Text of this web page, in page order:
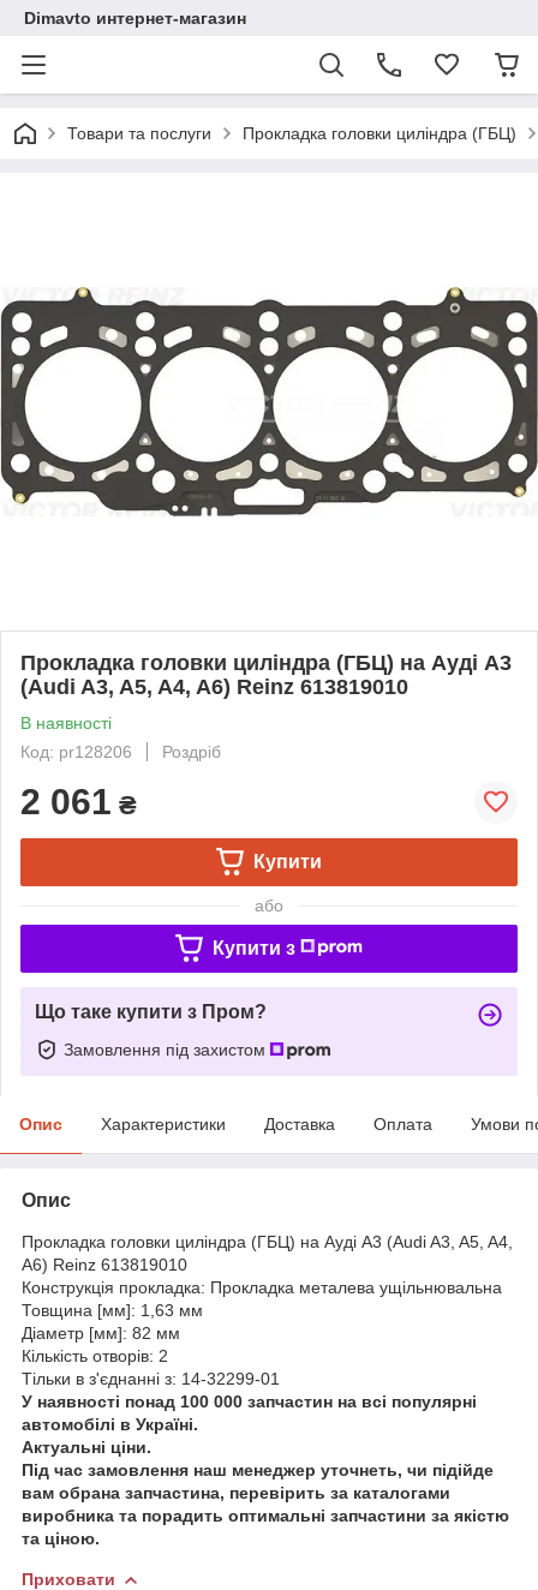
Dimavto интернет-магазин
Товари та послуги Прокладка головки циліндра (ГБЦ)
Прокладка головки циліндра (ГБЦ) на Ауді A3
(Audi A3, A5, A4, A6) Reinz 613819010
В наявності
Код: pr128206
Роздріб
2 061 ₴
Купити
або
Купити з
Що таке купити з Пром?
Замовлення під захистом
Опис Характеристики Доставка Оплата Умови
Опис
Прокладка головки циліндра (ГБЦ) на Ауді A3 (Audi A3, A5, A4,
A6) Reinz 613819010
Конструкція прокладка: Прокладка металева ущільнювальна
Товщина [мм]: 1,63 мм
Діаметр [мм]: 82 мм
Кількість отворів: 2
Тільки в з'єднанні з: 14-32299-01
У наявності понад 100 000 запчастин на всі популярні
автомобілі в Україні.
Актуальні ціни.
Під час замовлення наш менеджер уточнеть, чи підійде
вам обрана запчастина, перевірить за каталогами
виробника та порадить оптимальні запчастини за якістю
та ціною.
Приховати